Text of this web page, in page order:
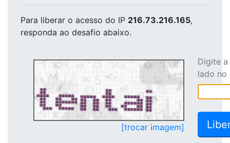
Para liberar o acesso do IP 216.73.216.165,
responda ao desafio abaixo.
[trocar imagem]
Digite
lado no